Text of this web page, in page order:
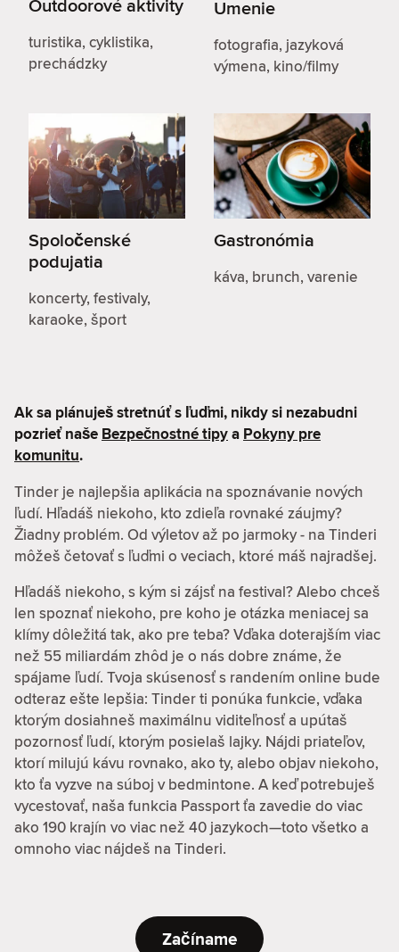
Outdoorové aktivity
turistika, cyklistika,
prechádzky
Umenie
fotografia, jazyková
výmena, kino/filmy
Spoločenské
podujatia
koncerty, festivaly,
karaoke, šport
Gastronómia
káva, brunch, varenie
Ak sa plánuješ stretnúť s ľuďmi, nikdy si nezabudni
pozrieť naše Bezpečnostné tipya Pokyny pre
komunitu.
Tinder je najlepšia aplikácia na spoznávanie nových
ľudí. Hľadáš niekoho, kto zdieľa rovnaké záujmy?
Žiadny problém. Od výletov až po jarmoky - na Tinderi
môžeš četovať s ľuďmi o veciach, ktoré máš najradšej.
Hľadáš niekoho, s kým si zájsť na festival? Alebo chceš
len spoznať niekoho, pre koho je otázka meniacej sa
klímy dôležitá tak, ako pre teba? Vďaka doterajším viac
než 55 miliardám zhôd je o nás dobre známe, že
spájame ľudí. Tvoja skúsenosť s randením online bude
odteraz ešte lepšia: Tinder ti ponúka funkcie, vďaka
ktorým dosiahneš maximálnu viditeľnosť a upútaš
pozornosť ľudí, ktorým posielaš lajky. Nájdi priateľov,
ktorí milujú kávu rovnako, ako ty, alebo objav niekoho,
kto ťa vyzve na súboj v bedmintone. A keď potrebuješ
vycestovať, naša funkcia Passport ťa zavedie do viac
ako 190 krajín vo viac než 40 jazykoch—toto všetko a
omnoho viac nájdeš na Tinderi.
Začíname